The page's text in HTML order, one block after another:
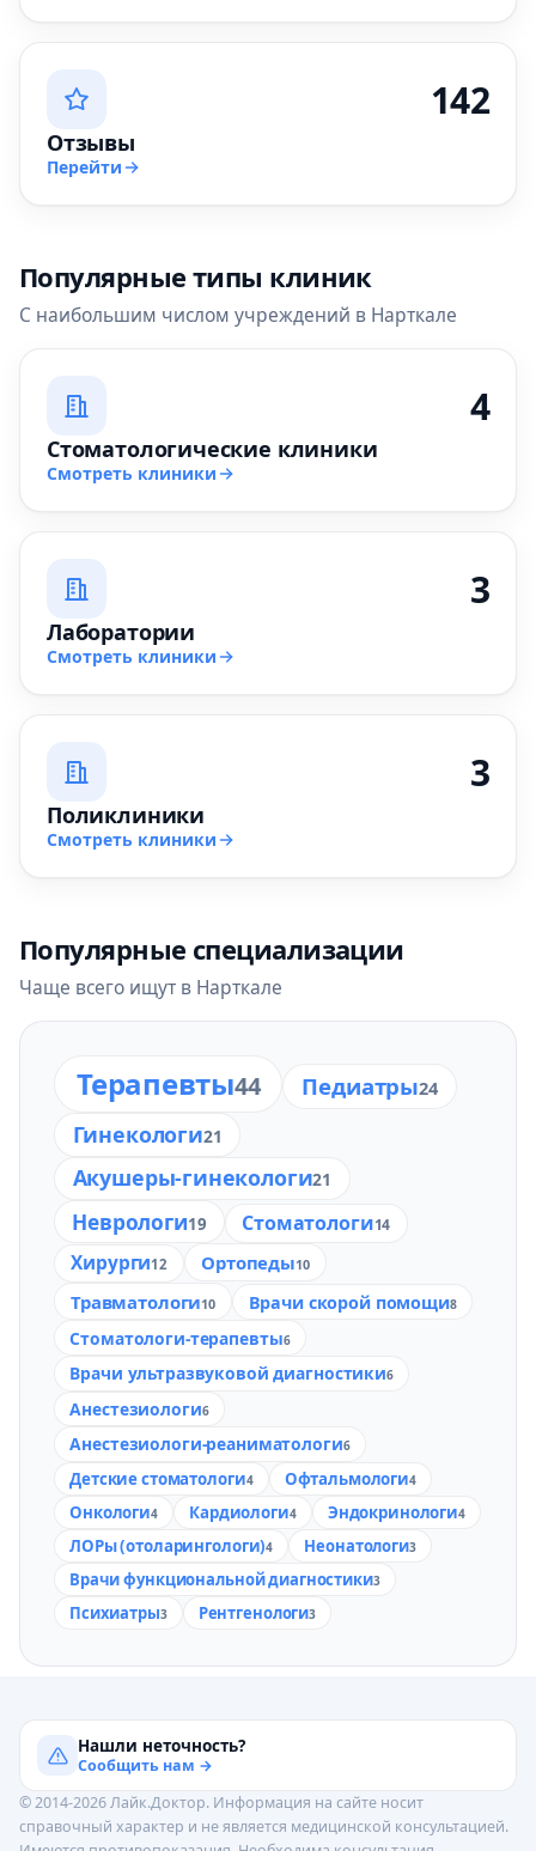
142
Отзывы
Перейти
Популярные типы клиник
С наибольшим числом учреждений в Нарткале
4
Стоматологические клиники
Смотреть клиники
3
Лаборатории
Смотреть клиники
3
Поликлиники
Смотреть клиники
Популярные специализации
Чаще всего ищут в Нарткале
Терапевты44 Педиатры24
Гинекологи21
Акушеры-гинекологи21
Неврологи19 Стоматологи14
Хирурги12 Ортопеды10
Травматологи10 Врачи скорой помощи8
Стоматологи-терапевты6
Врачи ультразвуковой диагностики6
Анестезиологи6
Анестезиологи-реаниматологи6
Детские стоматологи4 Офтальмологи4
Онкологи4 Кардиологи4 Эндокринологи4
ЛОРы (отоларингологи)4 Неонатологи3
Врачи функциональной диагностики3
Психиатры3 Рентгенологи3
Нашли неточность?
Сообщить нам →
© 2014-2026 Лайк.Доктор. Информация на сайте носит
справочный характер и не является медицинской консультацией.